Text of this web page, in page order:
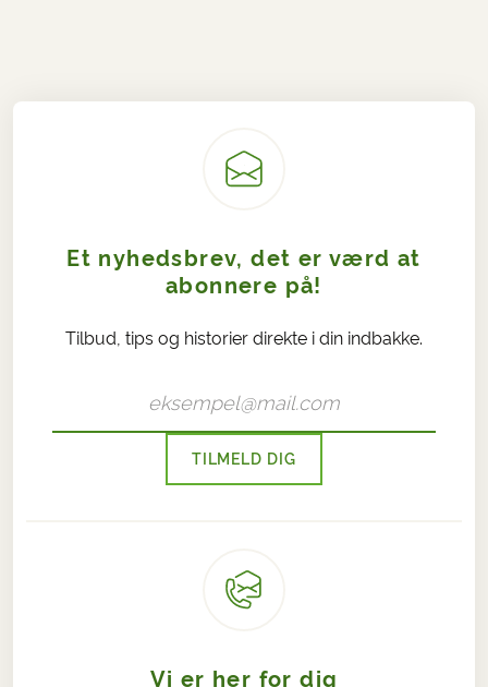
Et nyhedsbrev, det er værd at
abonnere på!
Tilbud, tips og historier direkte i din indbakke.
TILMELD DIG
Vi er her for dig